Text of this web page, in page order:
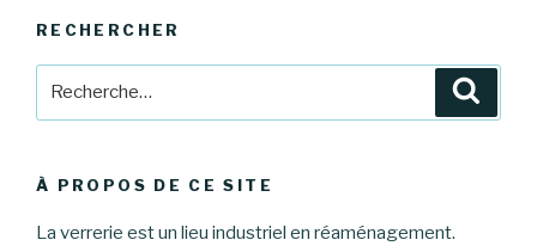
RECHERCHER
À PROPOS DE CE SITE
La verrerie est un lieu industriel en réaménagement.